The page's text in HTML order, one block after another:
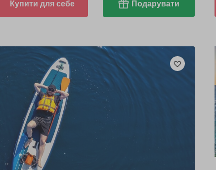
Купити для себе Подарувати